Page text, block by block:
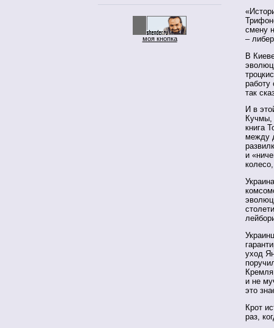
моя кнопка
смену
–
В
работу
так
И в
Кучмы,
книга
между
и
уход
и не
это
Крот
раз,